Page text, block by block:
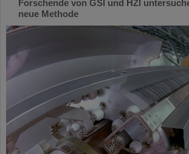
Forschende von GSI und HZI
neue Methode